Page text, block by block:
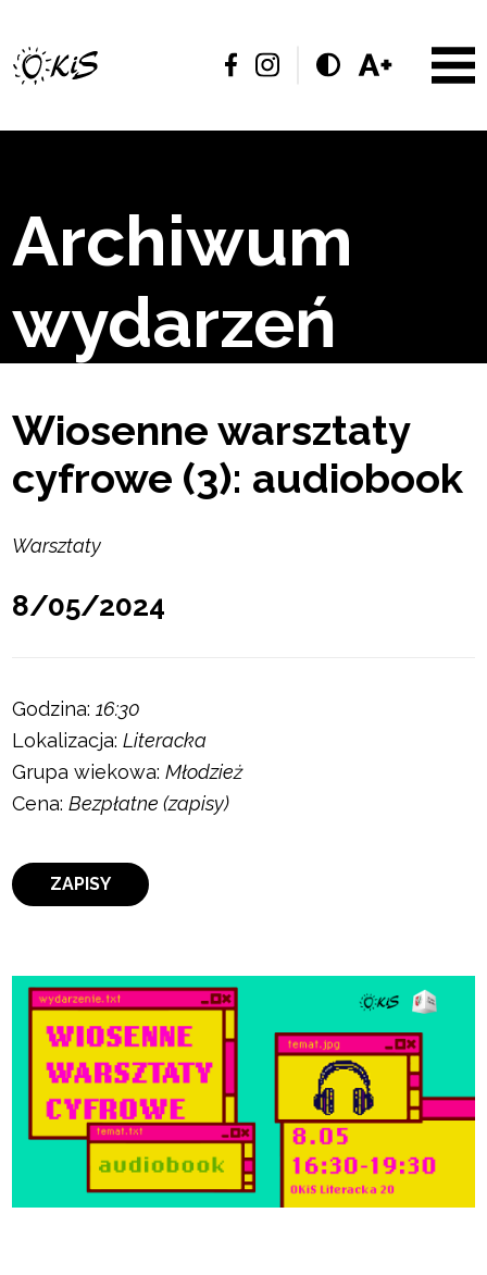
Archiwum
wydarzeń
Wiosenne warsztaty
cyfrowe (3): audiobook
Warsztaty
8/05/2024
Godzina:16:30
Lokalizacja:Literacka
Grupa wiekowa:Młodzież
Cena:Bezpłatne (zapisy)
ZAPISY